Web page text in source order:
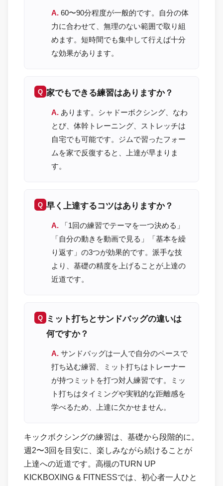
60〜90分程度が一般的です。自分の体
力に合わせて、無理のない範囲で取り組
めます。短時間でも集中して行えば十分
な効果があります。
家でもできる練習はありますか？
あります。シャドーボクシング、なわ
とび、体幹トレーニング、ストレッチは
自宅でも可能です。ジムで習ったフォー
ムを家で反復すると、上達が早まりま
す。
早く上達するコツはありますか？
「1回の練習でテーマを一つ決める」
「自分の動きを動画で見る」「基本を繰
り返す」の3つが効果的です。派手な技
より、基礎の精度を上げることが上達の
近道です。
ミット打ちとサンドバッグの違いは
何ですか？
サンドバッグは一人で自分のペースで
打ち込む練習、ミット打ちはトレーナー
が持つミットを打つ対人練習です。ミッ
ト打ちはタイミングや実戦的な距離感を
学べるため、上達に欠かせません。
キックボクシングの練習は、基礎から段階的に。
週2〜3回を目安に、楽しみながら続けることが
上達への近道です。高槻のTURN UP
KICKBOXING & FITNESSでは、初心者一人ひと